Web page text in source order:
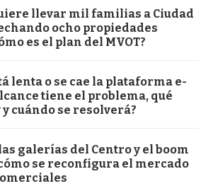
llevar mil familias a Ciudad
ocho propiedades
es el plan del MVOT?
lenta o se cae la plataforma e-
tiene el problema, qué
cuándo se resolverá?
galerías del Centro y el boom
se reconfigura el mercado